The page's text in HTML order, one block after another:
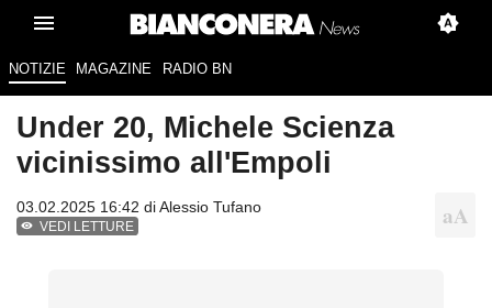
NOTIZIE MAGAZINE RADIO BN
Under 20, Michele Scienza
vicinissimo all'Empoli
03.02.2025 16:42 diAlessio Tufano
VEDI LETTURE